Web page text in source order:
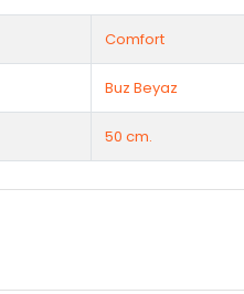
Comfort
Buz Beyaz
50 cm.